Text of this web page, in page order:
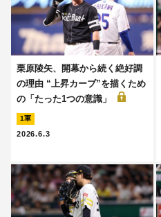
栗原陵矢、開幕から続く絶好調
の理由 “上昇カーブ”を描くため
の「たった1つの意識」
1軍
2026.6.3